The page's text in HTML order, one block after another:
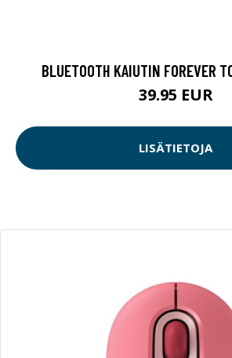
BLUETOOTH KAIUTIN FOREVER
39.95 EUR
LISÄTIETOJA